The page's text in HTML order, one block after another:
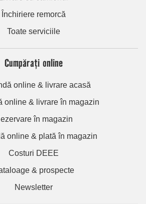
Închiriere remorcă
Toate serviciile
Cumpărați online
online & livrare acasă
online & livrare în magazin
în magazin
online & plată în magazin
Costuri DEEE
& prospecte
Newsletter